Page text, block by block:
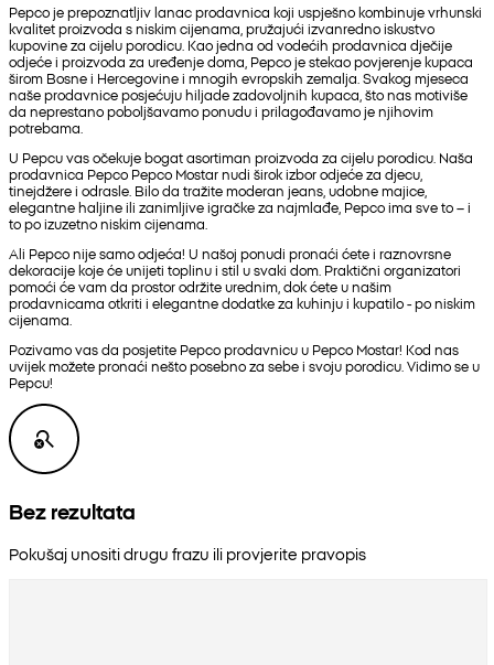
Pepco je prepoznatljiv lanac prodavnica koji uspješno kombinuje vrhunski
kvalitet proizvoda s niskim cijenama, pružajući izvanredno iskustvo
kupovine za cijelu porodicu. Kao jedna od vodećih prodavnica dječije
odjeće i proizvoda za uređenje doma, Pepco je stekao povjerenje kupaca
širom Bosne i Hercegovine i mnogih evropskih zemalja. Svakog mjeseca
naše prodavnice posjećuju hiljade zadovoljnih kupaca, što nas motiviše
da neprestano poboljšavamo ponudu i prilagođavamo je njihovim
potrebama.
U Pepcu vas očekuje bogat asortiman proizvoda za cijelu porodicu. Naša
prodavnica Pepco Pepco Mostar nudi širok izbor odjeće za djecu,
tinejdžere i odrasle. Bilo da tražite moderan jeans, udobne majice,
elegantne haljine ili zanimljive igračke za najmlađe, Pepco ima sve to – i
to po izuzetno niskim cijenama.
Ali Pepco nije samo odjeća! U našoj ponudi pronaći ćete i raznovrsne
dekoracije koje će unijeti toplinu i stil u svaki dom. Praktični organizatori
pomoći će vam da prostor održite urednim, dok ćete u našim
prodavnicama otkriti i elegantne dodatke za kuhinju i kupatilo - po niskim
cijenama.
Pozivamo vas da posjetite Pepco prodavnicu u Pepco Mostar! Kod nas
uvijek možete pronaći nešto posebno za sebe i svoju porodicu. Vidimo se u
Pepcu!
Bez rezultata
Pokušaj unositi drugu frazu ili provjerite pravopis